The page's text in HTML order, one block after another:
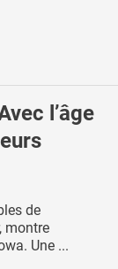
l’âge
de
montre
Une ...